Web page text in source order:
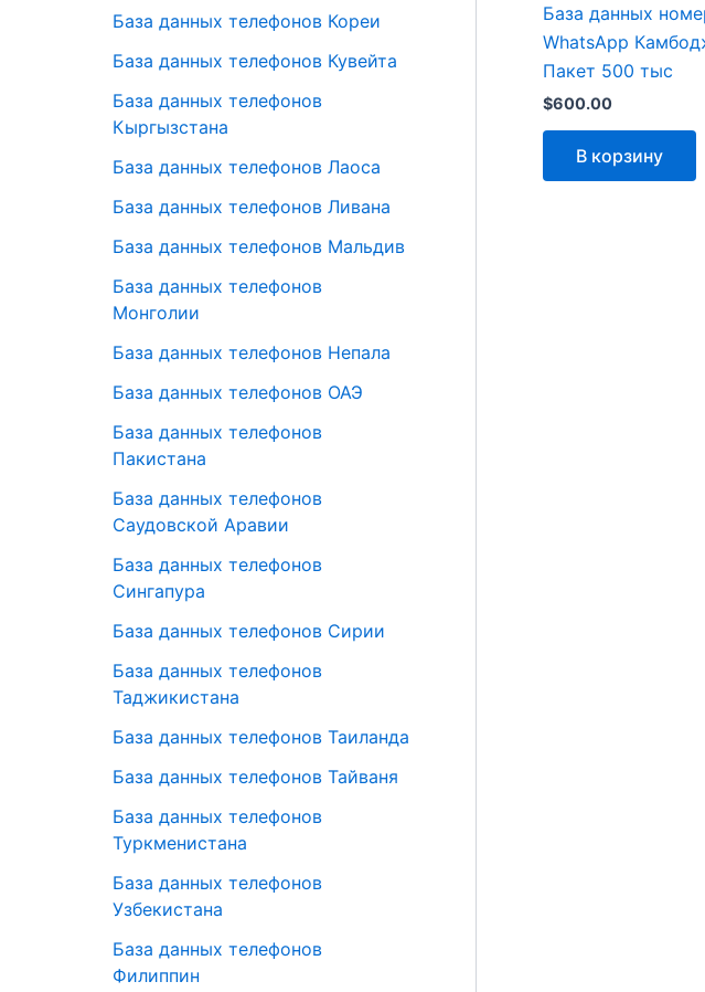
База данных телефонов Кореи
База данных телефонов Кувейта
База данных телефонов
Кыргызстана
База данных телефонов Лаоса
База данных телефонов Ливана
База данных телефонов Мальдив
База данных телефонов
Монголии
База данных телефонов Непала
База данных телефонов ОАЭ
База данных телефонов
Пакистана
База данных телефонов
Саудовской Аравии
База данных телефонов
Сингапура
База данных телефонов Сирии
База данных телефонов
Таджикистана
База данных телефонов Таиланда
База данных телефонов Тайваня
База данных телефонов
Туркменистана
База данных телефонов
Узбекистана
База данных телефонов
Филиппин
База данных
WhatsApp
Пакет 500 тыс
$600.00
В корзину